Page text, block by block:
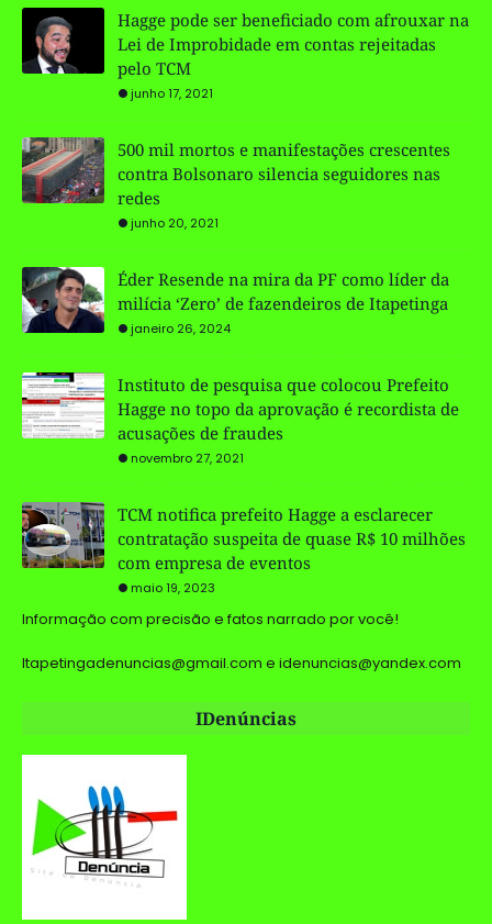
Hagge pode ser beneficiado com afrouxar na
Lei de Improbidade em contas rejeitadas
pelo TCM
junho 17, 2021
500 mil mortos e manifestações crescentes
contra Bolsonaro silencia seguidores nas
redes
junho 20, 2021
Éder Resende na mira da PF como líder da
milícia ‘Zero’ de fazendeiros de Itapetinga
janeiro 26, 2024
Instituto de pesquisa que colocou Prefeito
Hagge no topo da aprovação é recordista de
acusações de fraudes
novembro 27, 2021
TCM notifica prefeito Hagge a esclarecer
contratação suspeita de quase R$ 10 milhões
com empresa de eventos
maio 19, 2023
Informação com precisão e fatos narrado por você!
Itapetingadenuncias@gmail.com e idenuncias@yandex.com
IDenúncias